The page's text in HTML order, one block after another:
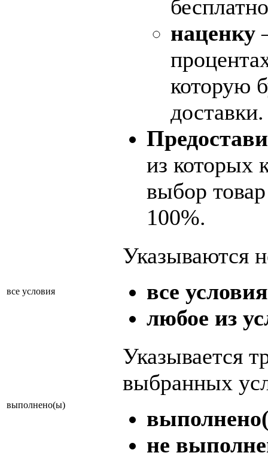
наценку
которую
доставки.
из которых
выбор
100%.
все условия
Указываются
все
любое из
выполнено(ы)
Указывается
выбранных
не